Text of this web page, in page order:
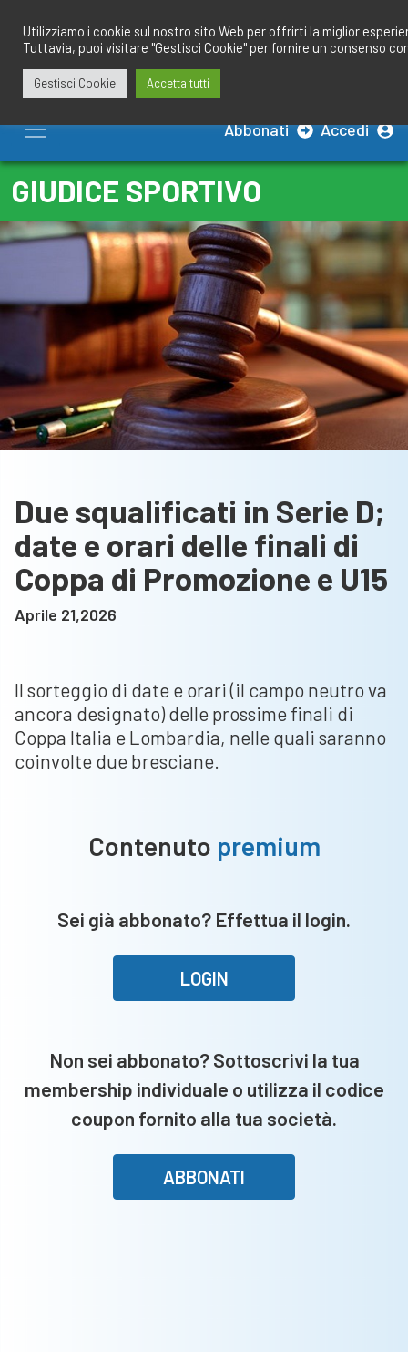
contenuto
Abbonati Accedi
GIUDICE SPORTIVO
Due squalificati in Serie D;
date e orari delle finali di
Coppa di Promozione e U15
Aprile 21,2026
Il sorteggio di date e orari (il campo neutro va
ancora designato) delle prossime finali di
Coppa Italia e Lombardia, nelle quali saranno
coinvolte due bresciane.
Contenuto premium
Sei già abbonato? Effettua il login.
LOGIN
Non sei abbonato? Sottoscrivi la tua
membership individuale o utilizza il codice
coupon fornito alla tua società.
ABBONATI
Utilizziamo i cookie sul nostro sito Web per offrirti la miglior
Tuttavia, puoi visitare "Gestisci Cookie" per fornire un consenso
Gestisci Cookie Accetta tutti